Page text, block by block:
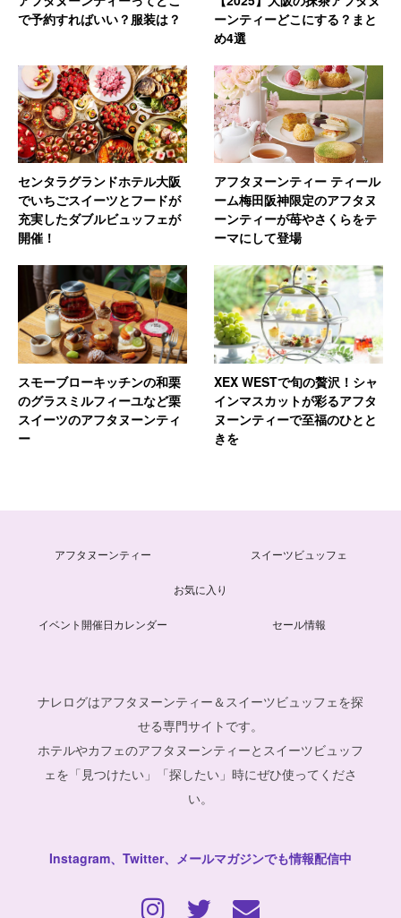
で予約すればいい？服装は？
ーンティーどこにする？まと
め4選
センタラグランドホテル大阪
でいちごスイーツとフードが
充実したダブルビュッフェが
開催！
アフタヌーンティー ティール
ーム梅田阪神限定のアフタヌ
ーンティーが苺やさくらをテ
ーマにして登場
スモーブローキッチンの和栗
のグラスミルフィーユなど栗
スイーツのアフタヌーンティ
ー
XEX WESTで旬の贅沢！シャ
インマスカットが彩るアフタ
ヌーンティーで至福のひとと
きを
アフタヌーンティー スイーツビュッフェ
お気に入り
イベント開催日カレンダー セール情報
ナレログはアフタヌーンティー＆スイーツビュッフェを探
せる専門サイトです。
ホテルやカフェのアフタヌーンティーとスイーツビュッフ
ェを「見つけたい」「探したい」時にぜひ使ってくださ
い。
Instagram、Twitter、メールマガジンでも情報配信中